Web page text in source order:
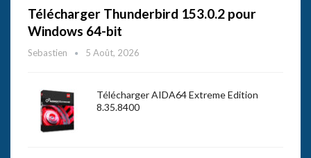
Télécharger Thunderbird 153.0.2 pour
Windows 64-bit
Sebastien 5 Août, 2026
Télécharger AIDA64 Extreme Edition
8.35.8400